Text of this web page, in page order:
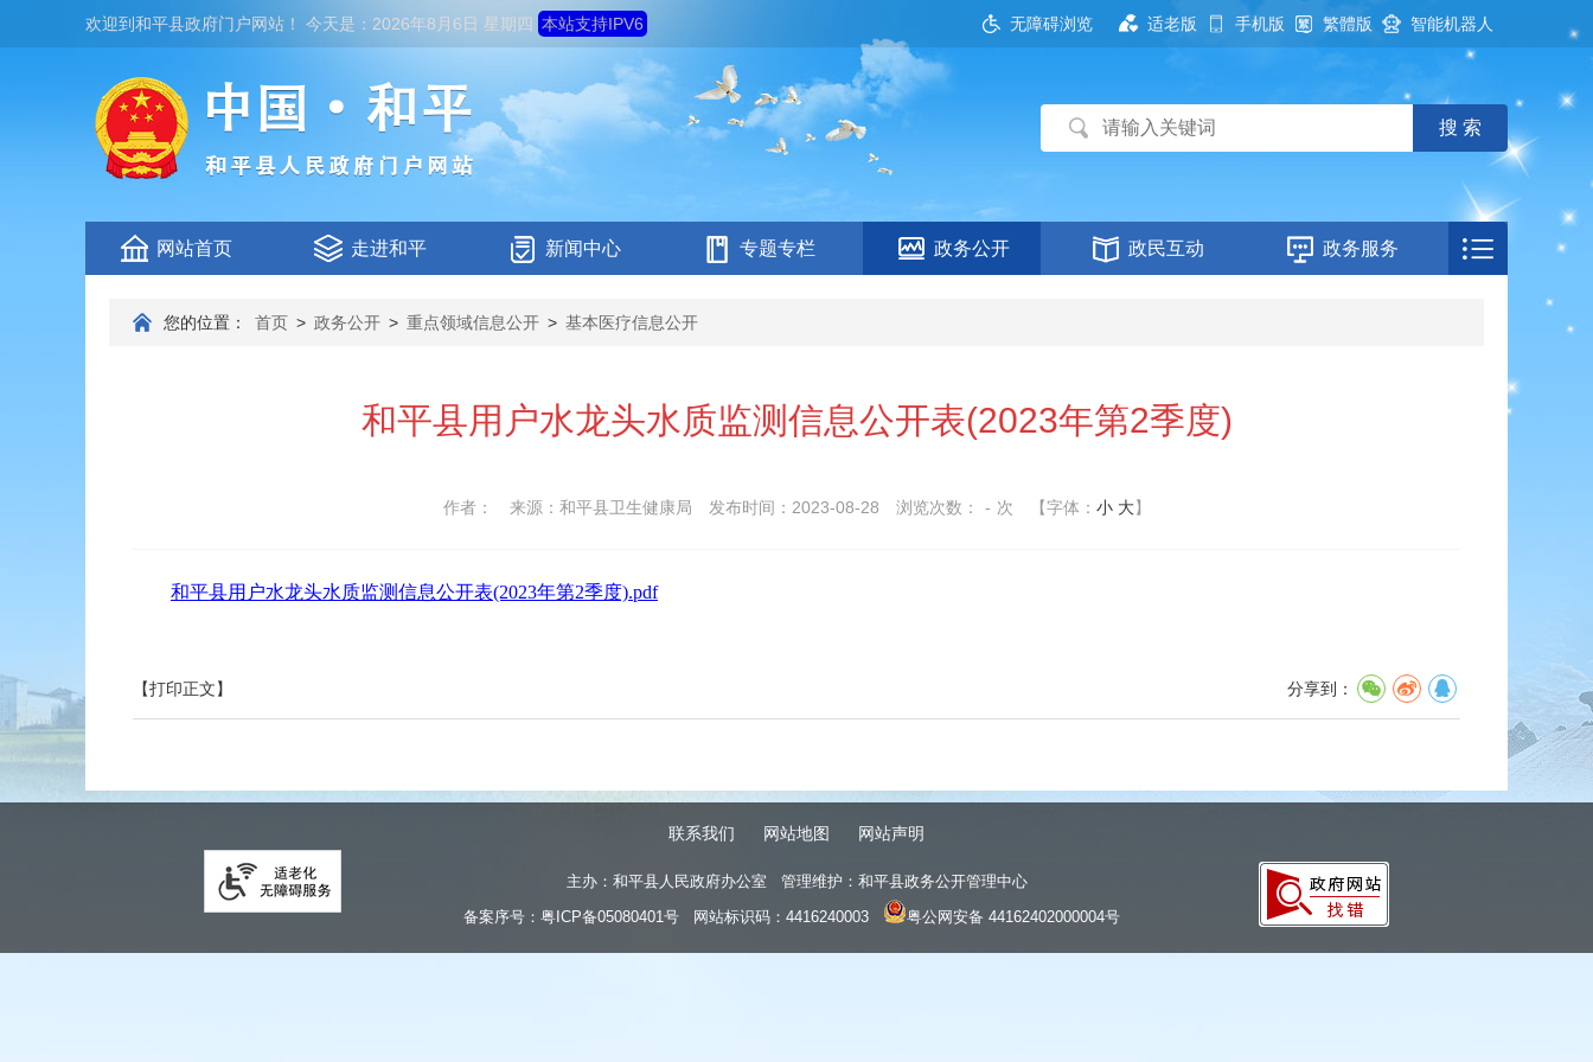
欢迎到和平县政府门户网站 ！ 今天是： 2026年8月6日 星期四 本站支持IPV6 无障碍浏览 适老版 手机版 繁體版 智能机器人
网站首页 走进和平 新闻中心 专题专栏 政务公开 政民互动 政务服务
您的位置： 首页 > 政务公开 > 重点领域信息公开 > 基本医疗信息公开
和平县用户水龙头水质监测信息公开表(2023年第2季度)
作者： 来源：和平县卫生健康局 发布时间：2023-08-28 浏览次数： - 次 【字体： 小 大】
和平县用户水龙头水质监测信息公开表(2023年第2季度).pdf
分享到：
【打印正文】
联系我们 网站地图 网站声明
主办：和平县人民政府办公室 管理维护：和平县政务公开管理中心
备案序号： 粤ICP备05080401号 网站标识码：4416240003 粤公网安备 44162402000004号